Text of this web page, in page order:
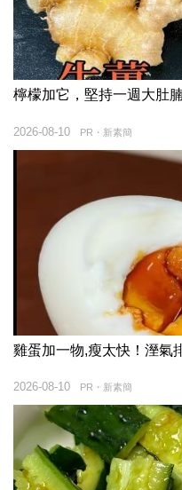
檸檬加它，堅持一週大肚
PR・新素簡
2026-08-10
雞蛋加一物,瘦太快！溼氣
PR・新素簡
2026-08-10